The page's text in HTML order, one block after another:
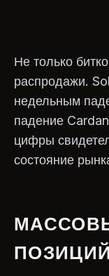
Не только
распродажи.
недельным
падение
цифры
состояние
ПОЗИЦИЙ